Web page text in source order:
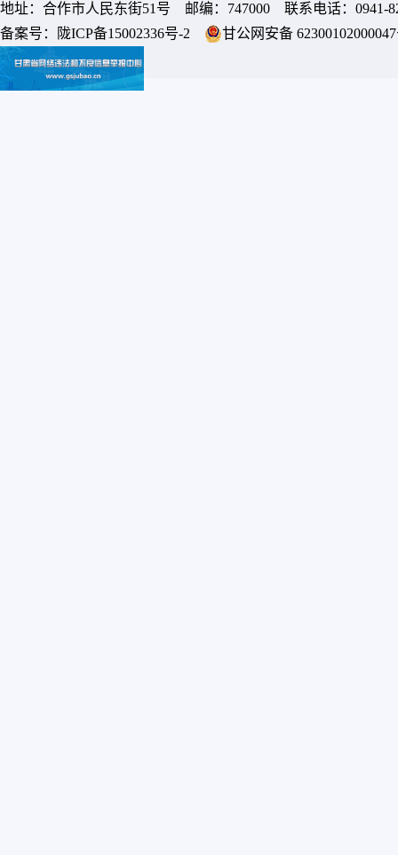
地址：合作市人民东街51号 邮编：747000 联系电话：0941-
备案号：
陇ICP备15002336号-2 甘公网安备